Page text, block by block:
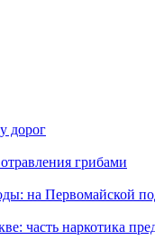
дорог
грибами
на Первомайской
часть наркотика